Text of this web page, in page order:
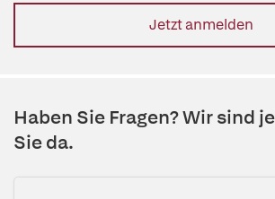
Jetzt anmelden
Haben Sie Fragen? Wir sind
Sie da.